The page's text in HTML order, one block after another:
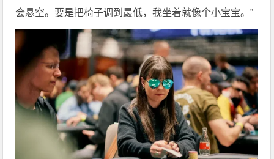
会悬空。要是把椅子调到最低，我坐着就像个小宝宝。”